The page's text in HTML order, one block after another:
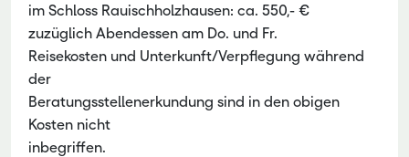
im Schloss Rauischholzhausen: ca. 550,- €
zuzüglich Abendessen am Do. und Fr.
Reisekosten und Unterkunft/Verpflegung während
der
Beratungsstellenerkundung sind in den obigen
Kosten nicht
inbegriffen.